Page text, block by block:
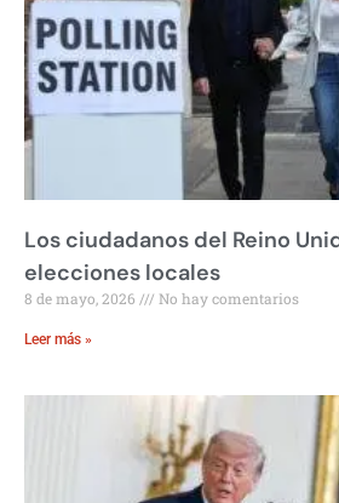
Los ciudadanos del Reino
elecciones locales
8 de mayo, 2026 No hay comentarios
Leer más »